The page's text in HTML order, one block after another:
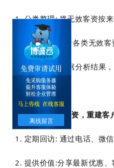
离线留言
1. 分类整理: 将无效客资按
2. 数据分析:分析各类无效
3. 制定策略: 根据分析结果
二、 激活无效客资，重建客
1. 定期回访: 通过电话、微
2. 提供价值:分享最新优惠